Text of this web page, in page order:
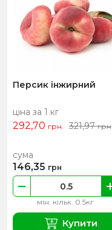
Персик інжирний
ціна за 1 кг
292,70 грн 321,97грн
мін. кільк. 0.5кг
сума
146,35 грн
Купити